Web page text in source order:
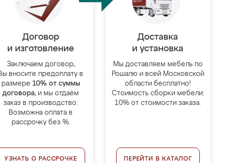
Договор
и изготовление
Заключаем договор,
вносите предоплату в
размере 10% от суммы
договора, и мы отдаём
заказ в производство.
Возможна оплата в
рассрочку без %.
УЗНАТЬ О РАССРОЧКЕ
Доставка
и установка
Мы доставляем мебель по
Рошалю и всей Московской
области бесплатно!
Стоимость сборки мебели:
10% от стоимости заказа.
ПЕРЕЙТИ В КАТАЛОГ